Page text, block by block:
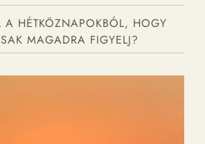
A HÉTKÖZNAPOKBÓL, HOGY
MAGADRA FIGYELJ?